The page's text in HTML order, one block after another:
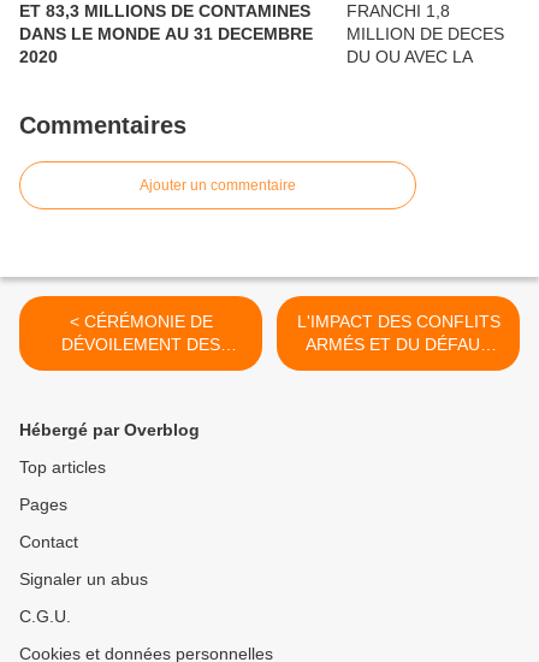
ET 83,3 MILLIONS DE CONTAMINES
DANS LE MONDE AU 31 DECEMBRE
2020
Commentaires
Ajouter un commentaire
< CÉRÉMONIE DE
DÉVOILEMENT DES
STÈLES EN HOMMAGE
AMIENS
L'IMPACT DES CONFLITS
ARMÉS ET DU DÉFAUT
D'ÉLECTRICITÉ SUR LE
Hébergé par Overblog
Top articles
Pages
Contact
Signaler un abus
C.G.U.
Cookies et données personnelles